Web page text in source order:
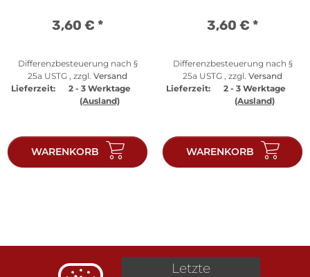
3,60 € *
Differenzbesteuerung nach §
25a USTG , zzgl. Versand
Lieferzeit:
2 - 3 Werktage
(Ausland)
WARENKORB
3,60 € *
Differenzbesteuerung nach §
25a USTG , zzgl. Versand
Lieferzeit:
2 - 3 Werktage
(Ausland)
WARENKORB
Letzte